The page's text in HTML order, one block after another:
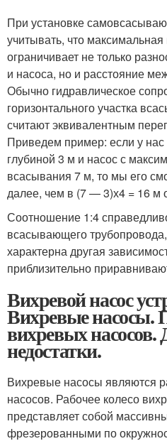
При установке
учитывать, что
ограничивает не только
и насоса, но и расстояние
Обычно гидравлическое
горизонтального участка
считают эквивалентным
Приведем пример: если у нас
глубиной 3 м и насос с
всасывания 7 м, то мы его
далее, чем в (7 — 3)х4 = 16 м
Соотношение 1:4
всасывающего
характерна другая
приблизительно
Вихревой насос
Вихревые насосы.
вихревых насосов.
недостатки.
Вихревые насосы являются
насосов. Рабочее колесо
представляет собой
фрезерованными по